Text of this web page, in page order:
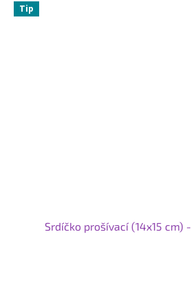
Tip
Srdíčko prošívací (14x15 cm)